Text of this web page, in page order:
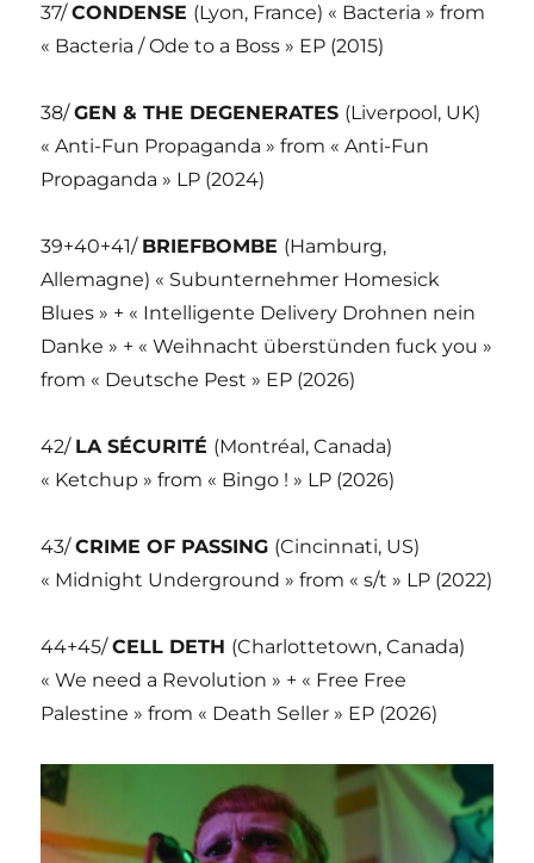
37/CONDENSE (Lyon, France) « Bacteria » from
« Bacteria / Ode to a Boss » EP (2015)
38/GEN & THE DEGENERATES (Liverpool, UK)
« Anti-Fun Propaganda » from « Anti-Fun
Propaganda » LP (2024)
39+40+41/ BRIEFBOMBE (Hamburg,
Allemagne) « Subunternehmer Homesick
Blues » + « Intelligente Delivery Drohnen nein
Danke » + « Weihnacht überstünden fuck you »
from « Deutsche Pest » EP (2026)
42/ LA SÉCURITÉ (Montréal, Canada)
« Ketchup » from « Bingo ! » LP (2026)
43/CRIME OF PASSING (Cincinnati, US)
« Midnight Underground » from « s/t » LP (2022)
44+45/CELL DETH (Charlottetown, Canada)
« We need a Revolution » + « Free Free
Palestine » from « Death Seller » EP (2026)